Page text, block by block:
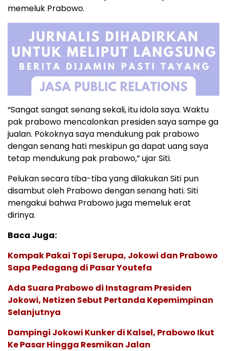
memeluk Prabowo.
“Sangat sangat senang sekali, itu idola saya. Waktu
pak prabowo mencalonkan presiden saya sampe ga
jualan. Pokoknya saya mendukung pak prabowo
dengan senang hati meskipun ga dapat uang saya
tetap mendukung pak prabowo,” ujar Siti.
Pelukan secara tiba-tiba yang dilakukan Siti pun
disambut oleh Prabowo dengan senang hati. Siti
mengakui bahwa Prabowo juga memeluk erat
dirinya.
Baca Juga:
Kompak Pakai Topi Serupa, Jokowi dan Prabowo
Sapa Pedagang di Pasar Youtefa
Ada Suara Prabowo di Instagram Presiden
Jokowi, Netizen Sebut Pertanda Kepemimpinan
Selanjutnya
Dampingi Jokowi Kunker di Kalsel, Prabowo Ikut
Ke Pasar Hingga Resmikan Jalan